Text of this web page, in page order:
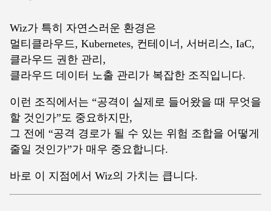
Wiz가 특히 자연스러운 환경은
멀티클라우드, Kubernetes, 컨테이너, 서버리스, IaC,
클라우드 권한 관리,
클라우드 데이터 노출 관리가 복잡한 조직입니다.
이런 조직에서는 “공격이 실제로 들어왔을 때 무엇을
할 것인가”도 중요하지만,
그 전에 “공격 경로가 될 수 있는 위험 조합을 어떻게
줄일 것인가”가 매우 중요합니다.
바로 이 지점에서 Wiz의 가치는 큽니다.